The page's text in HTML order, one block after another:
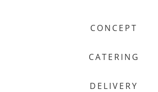
CONCEPT
CATERING
DELIVERY